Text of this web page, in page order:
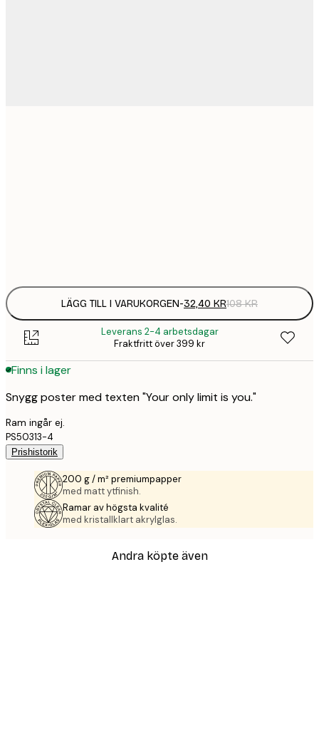
LÄGG TILL I VARUKORGEN-32,40 KR108 KR
Leverans 2-4 arbetsdagar
Fraktfritt över 399 kr
Finns i lager
Snygg poster med texten "Your only limit is you."
Ram ingår ej.
PS50313-4
Prishistorik
200 g / m² premiumpapper
med matt ytfinish.
Ramar av högsta kvalité
med kristallklart akrylglas.
Andra köpte även